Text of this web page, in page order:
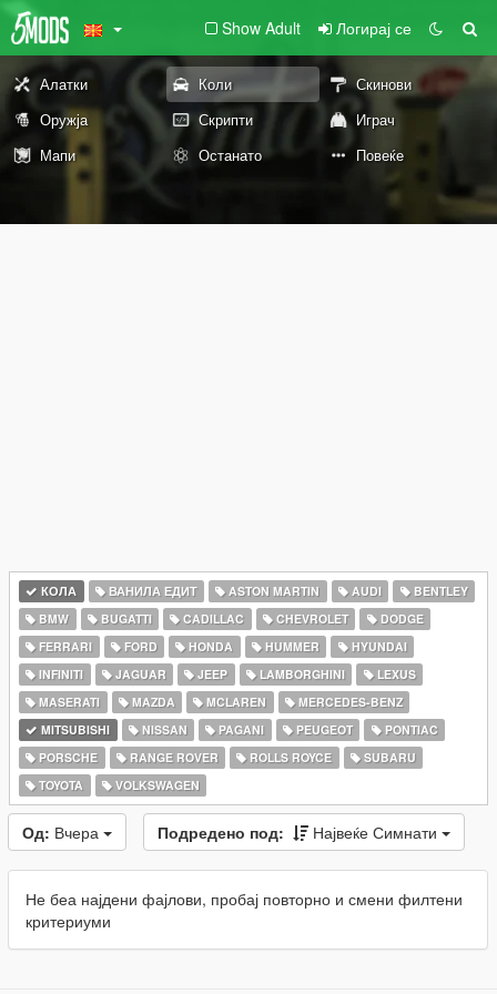
Show Adult Логирај се
Алатки Коли
Скинови
Оружја
Скрипти
Играч
Мапи
Останато Повеќе
КОЛА ВАНИЛА ЕДИТ ASTON MARTIN AUDI
BENTLEY
BMW
BUGATTI CADILLAC CHEVROLET
DODGE
FERRARI
FORD HONDA HUMMER
HYUNDAI
INFINITI
JAGUAR JEEP LAMBORGHINI
LEXUS
MASERATI
MAZDA MCLAREN
MERCEDES-BENZ
MITSUBISHI
NISSAN PAGANI PEUGEOT
PONTIAC
PORSCHE
RANGE ROVER ROLLS ROYCE
SUBARU
TOYOTA
VOLKSWAGEN
Од: Вчера Подредено под: Највеќе Симнати
Не беа најдени фајлови, пробај повторно и смени филтени
критериуми